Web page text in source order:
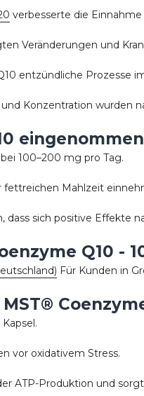
verbesserte die
Veränderungen und
entzündliche Prozesse
Konzentration wurden
100–200 mg pro Tag.
Mahlzeit
dass sich positive Effekte
Q10 -
Für Kunden in
vor oxidativem Stress.
ATP-Produktion und